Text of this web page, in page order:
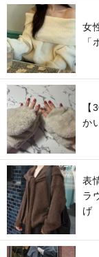
女
か
表
ラ
げ